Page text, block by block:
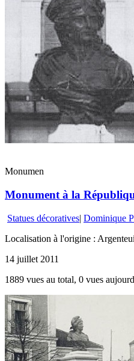
Monumen
Monument à la
Statues décoratives| Dominique
Localisation à l'origine :
14 juillet 2011
1889 vues au total, 0 vues